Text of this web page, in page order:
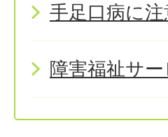
手足口病に
障害福祉サー